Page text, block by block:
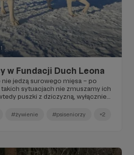
w Fundacji Duch Leona
jedzą surowego mięsa – po
sytuacjach nie zmuszamy ich
puszki z dziczyzną, wyłącznie
#żywienie #psiseniorzy +2